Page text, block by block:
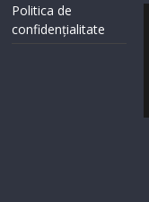
Politica de
confidențialitate